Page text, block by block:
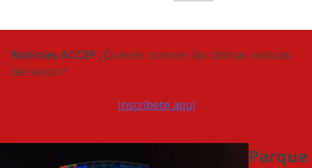
Noticias ACCEP ¿Quieres conocer las últimas noticias
del sector?
Inscríbete aquí
Parque